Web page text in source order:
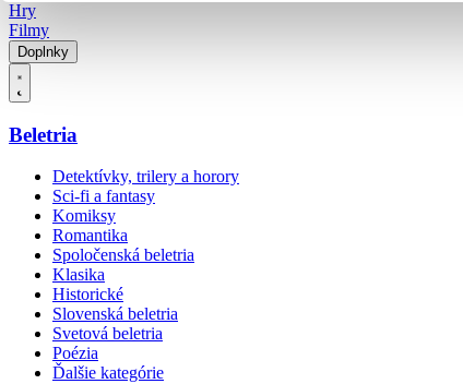
Hry
Filmy
Doplnky
Beletria
Detektívky, trilery a horory
Sci-fi a fantasy
Komiksy
Romantika
Spoločenská beletria
Klasika
Historické
Slovenská beletria
Svetová beletria
Poézia
Ďalšie kategórie